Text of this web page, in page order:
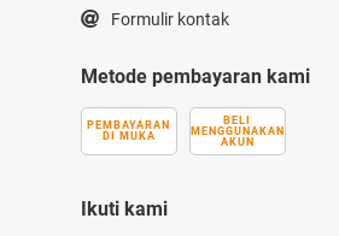
Formulir kontak
Metode pembayaran kami
PEMBAYARAN
DI MUKA
BELI
MENGGUNAKAN
AKUN
Ikuti kami